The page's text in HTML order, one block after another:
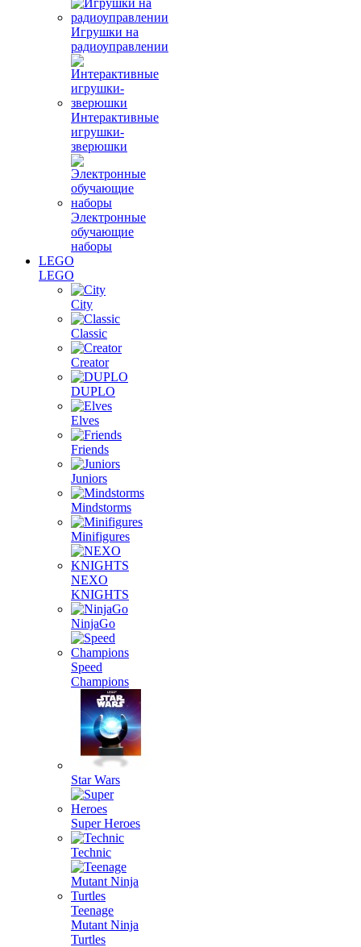
Игрушки на
радиоуправлении
Интерактивные
игрушки-
зверюшки
Электронные
обучающие
наборы
LEGO
LEGO
City
Classic
Creator
DUPLO
Elves
Friends
Juniors
Mindstorms
Minifigures
NEXO
KNIGHTS
NinjaGo
Speed
Champions
Star Wars
Super Heroes
Technic
Teenage
Mutant Ninja
Turtles